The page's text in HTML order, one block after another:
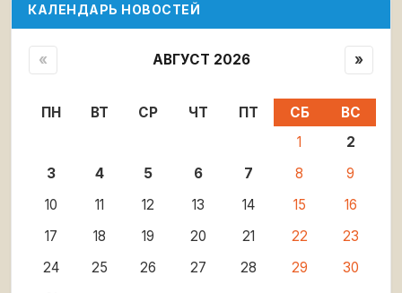
КАЛЕНДАРЬ НОВОСТЕЙ
« АВГУСТ 2026 »
ПН ВТ СР ЧТ ПТ СБ
ВС
1
2
3
4 5 6 7 8
9
10
11 12 13 14 15
16
17
18 19 20 21 22
23
24
25 26 27 28 29
30